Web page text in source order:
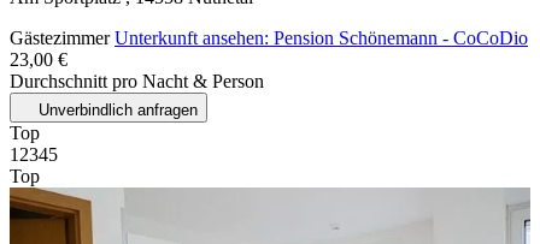
GästezimmerUnterkunft ansehen: Pension Schönemann - CoCoDio
23,00 €
Durchschnitt pro Nacht & Person
Unverbindlich anfragen
Top
1 2345
Top